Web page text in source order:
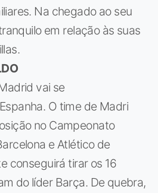
Na chegado ao seu
em relação às suas
vai se
O time de Madri
no Campeonato
e Atlético de
conseguirá tirar os 16
do líder Barça. De quebra,